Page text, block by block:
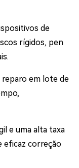
de
rígidos, pen
reparo em lote de
e uma alta taxa
eficaz correção